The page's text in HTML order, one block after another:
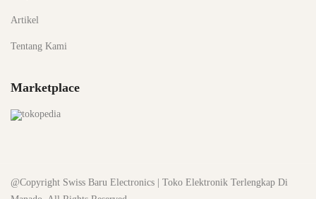
Artikel
Tentang Kami
Marketplace
@Copyright Swiss Baru Electronics | Toko Elektronik Terlengkap Di